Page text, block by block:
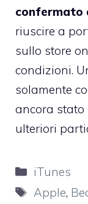
confermato
riuscire a
sullo store
condizioni.
solamente
ancora stato
ulteriori
Categorie
iTunes
Tag
Apple,